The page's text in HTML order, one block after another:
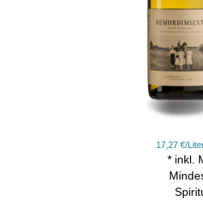
17,27 €/
* inkl.